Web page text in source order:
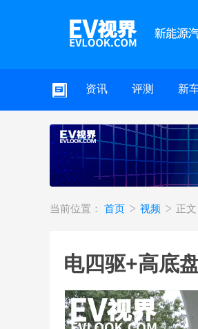
资讯 评测 新
当前位置： 首页 视频 正文
电四驱+高底